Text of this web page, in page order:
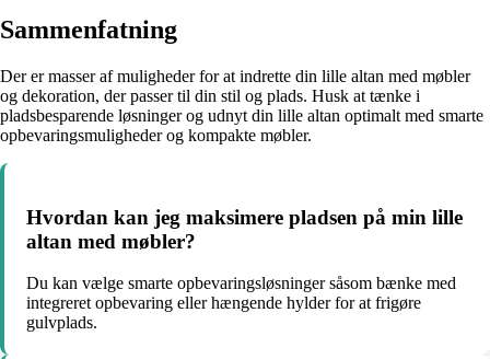
Sammenfatning
Der er masser af muligheder for at indrette din lille altan med møbler
og dekoration, der passer til din stil og plads. Husk at tænke i
pladsbesparende løsninger og udnyt din lille altan optimalt med smarte
opbevaringsmuligheder og kompakte møbler.
Hvordan kan jeg maksimere pladsen på min lille
altan med møbler?
Du kan vælge smarte opbevaringsløsninger såsom bænke med
integreret opbevaring eller hængende hylder for at frigøre
gulvplads.